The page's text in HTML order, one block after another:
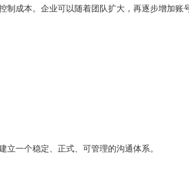
制成本。企业可以随着团队扩大，再逐步增加账
立一个稳定、正式、可管理的沟通体系。